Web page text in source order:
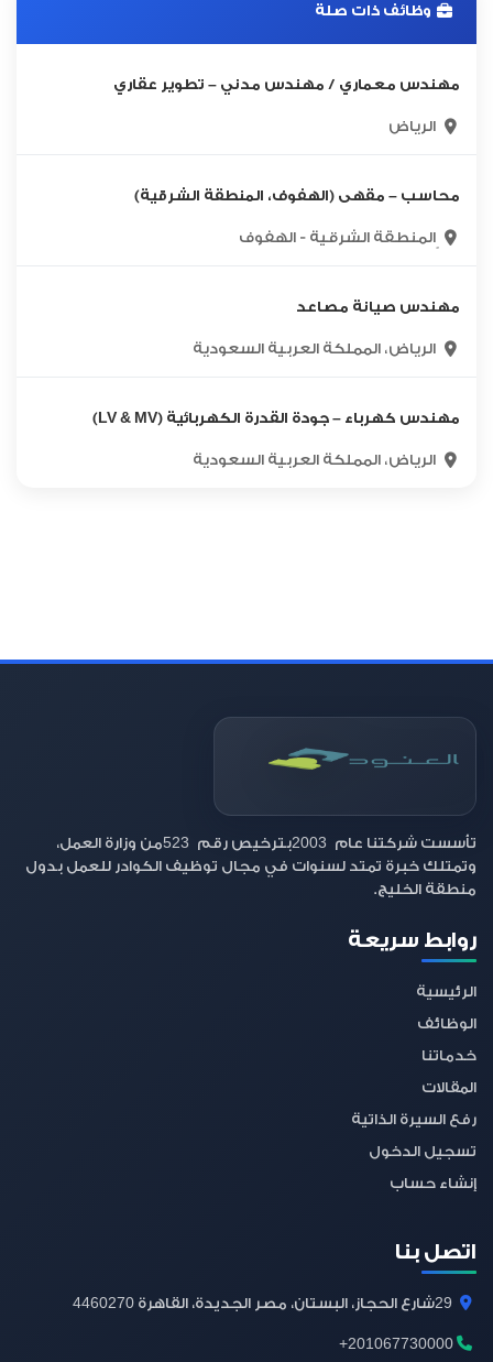
وظائف ذات صلة
مهندس معماري / مهندس مدني – تطوير عقاري
الرياض
محاسب – مقهى (الهفوف، المنطقة الشرقية)
ٍالمنطقة الشرقية - الهفوف
مهندس صيانة مصاعد
الرياض، المملكة العربية السعودية
مهندس كهرباء – جودة القدرة الكهربائية (LV & MV)
الرياض، المملكة العربية السعودية
تأسست شركتنا عام 2003بترخيص رقم 523من وزارة العمل،
وتمتلك خبرة تمتد لسنوات في مجال توظيف الكوادر للعمل بدول
منطقة الخليج.
روابط سريعة
الرئيسية
الوظائف
خدماتنا
المقالات
رفع السيرة الذاتية
تسجيل الدخول
إنشاء حساب
اتصل بنا
29شارع الحجاز، البستان، مصر الجديدة، القاهرة 4460270
+201067730000